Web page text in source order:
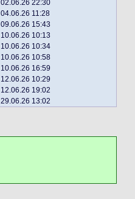
02.06.26 22:30
04.06.26 11:28
09.06.26 15:43
10.06.26 10:13
10.06.26 10:34
10.06.26 10:58
10.06.26 16:59
12.06.26 10:29
12.06.26 19:02
29.06.26 13:02